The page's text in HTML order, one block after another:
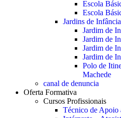
Escola
Escola
Jardins de Infância
Jardim de
Jardim de
Jardim de
Jardim de
Polo de
Machede
canal de denuncia
Oferta Formativa
Cursos Profissionais
Técnico de Apoio